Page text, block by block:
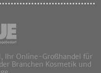
Ihr Online-Großhandel für
Branchen Kosmetik und